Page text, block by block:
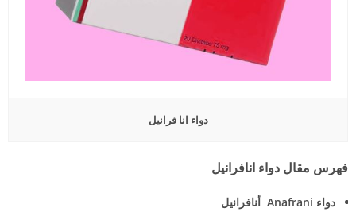
دواء انا فرانيل
فهرس مقال دواء انافرانيل
دواء Anafrani أنافرانيل